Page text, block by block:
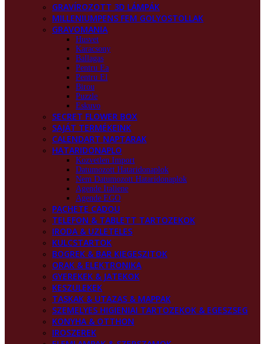
GRAVÍROZOTT 3D LÁMPÁK
MILLENIUMPENS FEM GOLYOSTOLLAK
GRAVOMANIA
Husvet
Karacsony
Ballagas
Pentru Ea
Pentru El
Birou
Puzzle
Eskuvo
SECRET FLOWER BOX
SAJÁT TERMÉKEINK
CALENDART NAPTARAK
HATARIDONAPLO
Kozvetlen Import
Datumozott Hataridonaplok
Nem Datumozott Hataridonaplok
Agende Italiene
Agende EGO
PACHETE CADOU
TELEFON & TABLETT TARTOZEKOK
IRODA & UZLETELES
KULCSTARTOK
BOGREK & BAR KIEGESZITOK
ORAK & ELEKTRONIKA
GYEREKEK & JATEKOK
KESZULEKEK
TASKAK & UTAZAS & MAPPAK
SZEMELYES HIGIENIAI TARTOZEKOK & EGESZSEG
KONYHA & OTTHON
IROSZEREK